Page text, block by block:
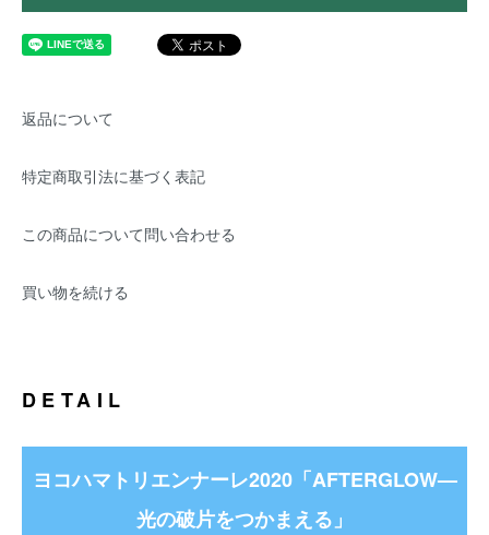
返品について
特定商取引法に基づく表記
この商品について問い合わせる
買い物を続ける
DETAIL
ヨコハマトリエンナーレ2020「AFTERGLOW—
光の破片をつかまえる」